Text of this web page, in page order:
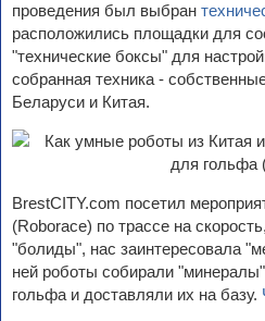
проведения был выбран
расположились площадки для
"технические боксы" для
собранная техника -
Беларуси и Китая.
BrestCITY.com посетил
(Roborace) по трассе на
"болиды", нас заинтересовала
ней роботы собирали
гольфа и доставляли их на базу.